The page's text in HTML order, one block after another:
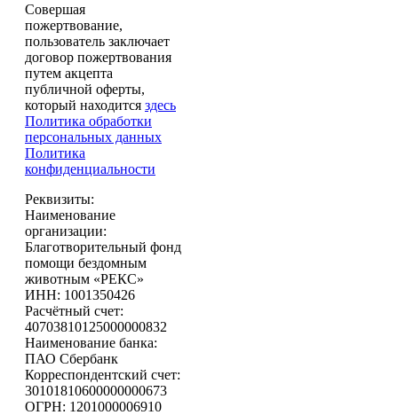
Совершая
пожертвование,
пользователь заключает
договор пожертвования
путем акцепта
публичной оферты,
который находится здесь
Политика обработки
персональных данных
Политика
конфиденциальности
Реквизиты:
Наименование
организации:
Благотворительный фонд
помощи бездомным
животным «РЕКС»
ИНН: 1001350426
Расчётный счет:
40703810125000000832
Наименование банка:
ПАО Сбербанк
Корреспондентский счет:
30101810600000000673
ОГРН: 1201000006910